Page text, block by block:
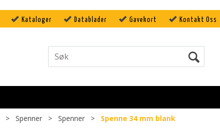
Kataloger Datablader Gavekort Kontakt Oss
> Spenner > Spenner > Spenne 34 mm blank